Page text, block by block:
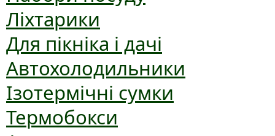
Ліхтарики
Для пікніка і дачі
Автохолодильники
Ізотермічні сумки
Термобокси